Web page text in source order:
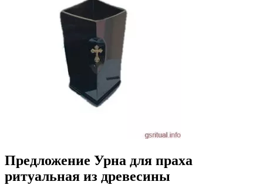
Предложение Урна для праха
ритуальная из древесины